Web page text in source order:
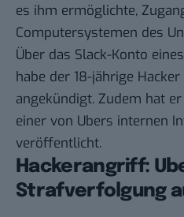
es ihm ermöglichte,
Computersystemen des
Über das Slack-Konto
habe der 18-jährige
angekündigt. Zudem hat
einer von Ubers internen
veröffentlicht.
Hackerangriff:
Strafverfolgung